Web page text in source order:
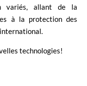
variés, allant de la
à la protection des
technologies!